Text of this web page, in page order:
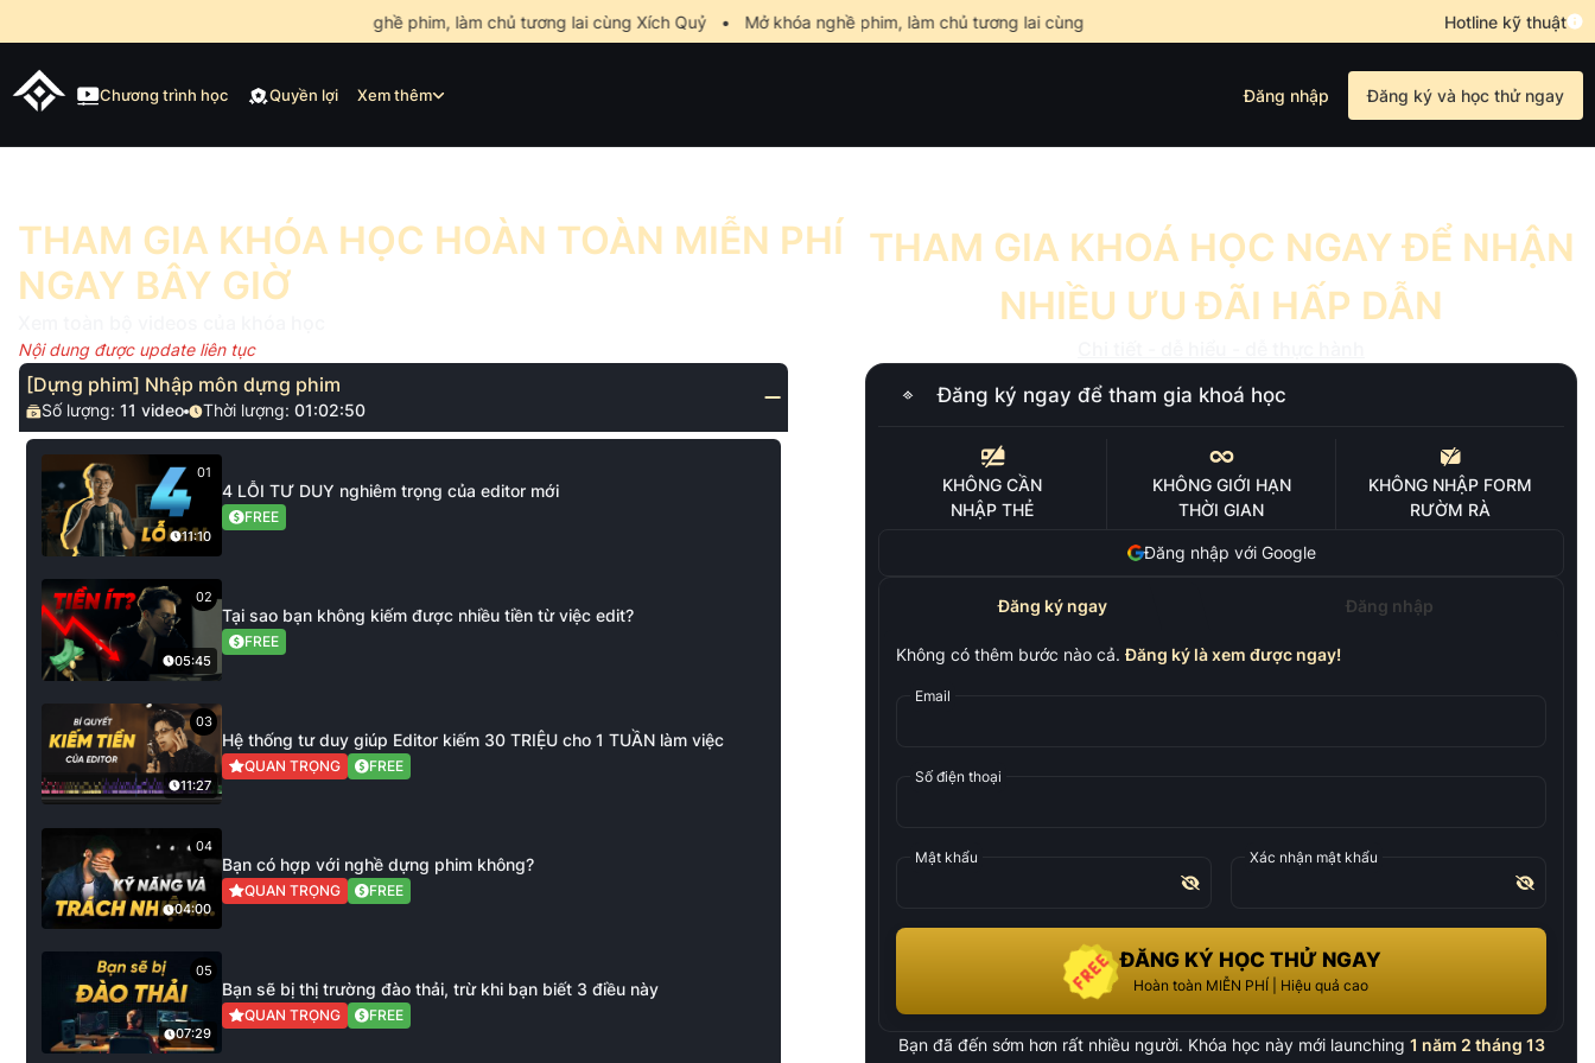
Mở khóa nghề phim, làm chủ tương lai cùng Xích Quỷ Mở khóa nghề phim, làm chủ tương lai cùng Xích Quỷ Mở khóa nghề phim, làm chủ tương lai cùng Xích
Hotline kỹ thuật
Chương trình học Quyền lợi Xem thêm Đăng nhập Đăng ký và học thử ngay
THAM GIA KHÓA HỌC HOÀN TOÀN MIỄN PHÍ
NGAY BÂY GIỜ
Nội dung được update liên tục
[Dựng phim] Nhập môn dựng phim
Số lượng: 11 video Thời lượng: 01:02:50
01
11:10
4 LỖI TƯ DUY nghiêm trọng của editor mới
FREE
02
05:45
Tại sao bạn không kiếm được nhiều tiền từ việc edit?
FREE
03
11:27
Hệ thống tư duy giúp Editor kiếm 30 TRIỆU cho 1 TUẦN làm việc
QUAN TRỌNG FREE
04
04:00
Bạn có hợp với nghề dựng phim không?
QUAN TRỌNG FREE
05
07:29
Bạn sẽ bị thị trường đào thải, trừ khi bạn biết 3 điều này
QUAN TRỌNG FREE
THAM GIA KHOÁ HỌC NGAY ĐỂ NHẬN
NHIỀU ƯU ĐÃI HẤP DẪN
Đăng ký ngay để tham gia khoá học
KHÔNG CẦN
NHẬP THẺ
KHÔNG GIỚI HẠN
THỜI GIAN
KHÔNG NHẬP FORM
RƯỜM RÀ
Đăng nhập với Google
Đăng ký ngay Đăng nhập
Không có thêm bước nào cả. Đăng ký là xem được ngay!
Email
Số điện thoại
Mật khẩu Xác nhận mật khẩu
ĐĂNG KÝ HỌC THỬ NGAY
Hoàn toàn MIỄN PHÍ | Hiệu quả cao
Bạn đã đến sớm hơn rất nhiều người. Khóa học này mới launching 1 năm 2 tháng 13